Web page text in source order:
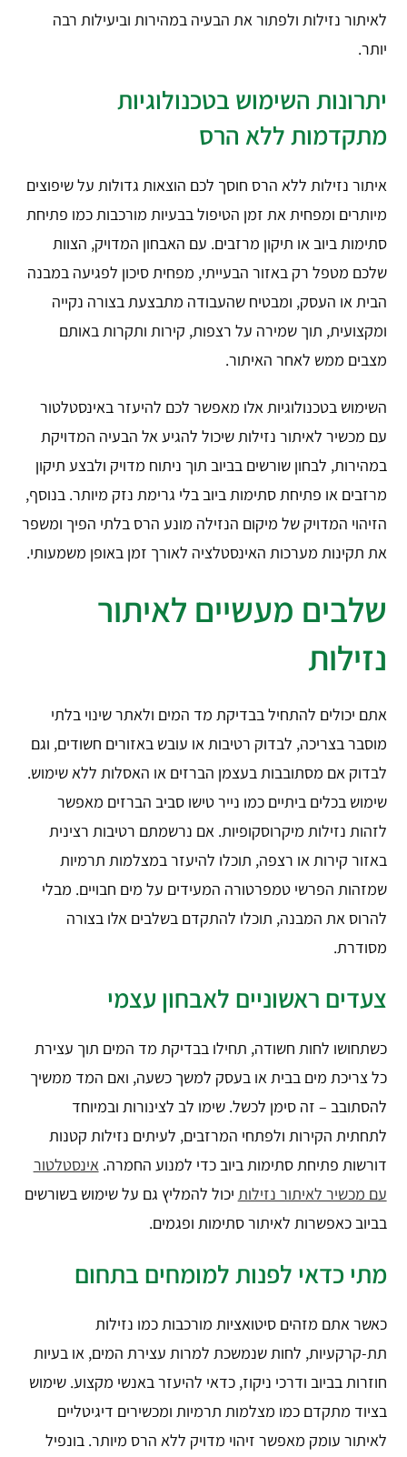
לאיתור נזילות ולפתור את הבעיה במהירות וביעילות רבה
יותר.
יתרונות השימוש בטכנולוגיות
מתקדמות ללא הרס
איתור נזילות ללא הרס חוסך לכם הוצאות גדולות על שיפוצים
מיותרים ומפחית את זמן הטיפול בבעיות מורכבות כמו פתיחת
סתימות ביוב או תיקון מרזבים. עם האבחון המדויק, הצוות
שלכם מטפל רק באזור הבעייתי, מפחית סיכון לפגיעה במבנה
הבית או העסק, ומבטיח שהעבודה מתבצעת בצורה נקייה
ומקצועית, תוך שמירה על רצפות, קירות ותקרות באותם
מצבים ממש לאחר האיתור.
השימוש בטכנולוגיות אלו מאפשר לכם להיעזר באינסטלטור
עם מכשיר לאיתור נזילות שיכול להגיע אל הבעיה המדויקת
במהירות, לבחון שורשים בביוב תוך ניתוח מדויק ולבצע תיקון
מרזבים או פתיחת סתימות ביוב בלי גרימת נזק מיותר. בנוסף,
הזיהוי המדויק של מיקום הנזילה מונע הרס בלתי הפיך ומשפר
את תקינות מערכות האינסטלציה לאורך זמן באופן משמעותי.
שלבים מעשיים לאיתור
נזילות
אתם יכולים להתחיל בבדיקת מד המים ולאתר שינוי בלתי
מוסבר בצריכה, לבדוק רטיבות או עובש באזורים חשודים, וגם
לבדוק אם מסתובבות בעצמן הברזים או האסלות ללא שימוש.
שימוש בכלים ביתיים כמו נייר טישו סביב הברזים מאפשר
לזהות נזילות מיקרוסקופיות. אם נרשמתם רטיבות רצינית
באזור קירות או רצפה, תוכלו להיעזר במצלמות תרמיות
שמזהות הפרשי טמפרטורה המעידים על מים חבויים. מבלי
להרוס את המבנה, תוכלו להתקדם בשלבים אלו בצורה
מסודרת.
צעדים ראשוניים לאבחון עצמי
כשתחושו לחות חשודה, תחילו בבדיקת מד המים תוך עצירת
כל צריכת מים בבית או בעסק למשך כשעה, ואם המד ממשיך
להסתובב – זה סימן לכשל. שימו לב לצינורות ובמיוחד
לתחתית הקירות ולפתחי המרזבים, לעיתים נזילות קטנות
דורשות פתיחת סתימות ביוב כדי למנוע החמרה.אינסטלטור
עם מכשיר לאיתור נזילות יכול להמליץ גם על שימוש בשורשים
בביוב כאפשרות לאיתור סתימות ופגמים.
מתי כדאי לפנות למומחים בתחום
כאשר אתם מזהים סיטואציות מורכבות כמו נזילות
תת-קרקעיות, לחות שנמשכת למרות עצירת המים, או בעיות
חוזרות בביוב ודרכי ניקוז, כדאי להיעזר באנשי מקצוע. שימוש
בציוד מתקדם כמו מצלמות תרמיות ומכשירים דיגיטליים
לאיתור עומק מאפשר זיהוי מדויק ללא הרס מיותר. בונפיל